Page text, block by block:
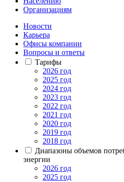
Организациям
Новости
Карьера
Офисы компании
Вопросы и ответы
Тарифы
2026 год
2025 год
2024 год
2023 год
2022 год
2021 год
2020 год
2019 год
2018 год
Диапазоны объемов
энергии
2026 год
2025 год